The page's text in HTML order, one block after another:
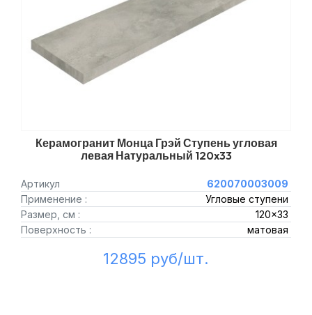
Керамогранит Монца Грэй Ступень угловая
левая Натуральный 120x33
Артикул
620070003009
Применение :
Угловые ступени
Размер, см :
120x33
Поверхность :
матовая
12895 руб/шт.